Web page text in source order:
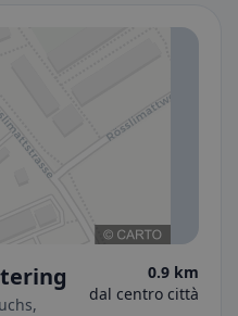
0.9 km
dal centro città